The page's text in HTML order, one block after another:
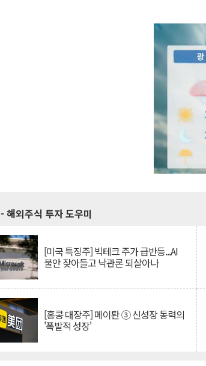
- 해외주식 투자 도우미
[미국 특징주] 빅테크 주가 급반등...AI
불안 잦아들고 낙관론 되살아나
[홍콩 대장주] 메이퇀 ③ 신성장 동력의
'폭발적 성장'